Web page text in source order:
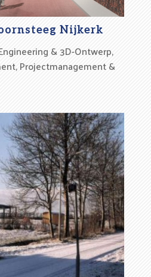
Nijkerk
& 3D-Ontwerp,
,Projectmanagement &